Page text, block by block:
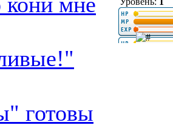
готовы